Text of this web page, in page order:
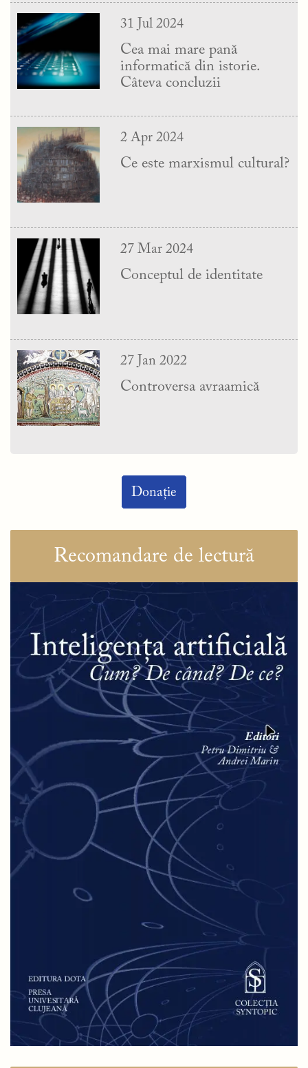
31 Jul 2024
Cea mai mare pană
informatică din istorie.
Câteva concluzii
2 Apr 2024
Ce este marxismul cultural?
27 Mar 2024
Conceptul de identitate
27 Jan 2022
Controversa avraamică
Donație
Recomandare de lectură